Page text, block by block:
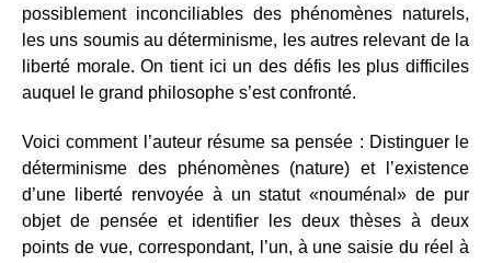
possiblement inconciliables des phénomènes naturels,
les uns soumis au déterminisme, les autres relevant de la
liberté morale. On tient ici un des défis les plus difficiles
auquel le grand philosophe s’est confronté.
Voici comment l’auteur résume sa pensée : Distinguer le
déterminisme des phénomènes (nature) et l’existence
d’une liberté renvoyée à un statut «nouménal» de pur
objet de pensée et identifier les deux thèses à deux
points de vue, correspondant, l’un, à une saisie du réel à